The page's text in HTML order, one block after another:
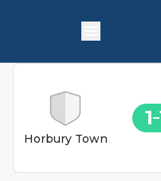
Horbury Town
1